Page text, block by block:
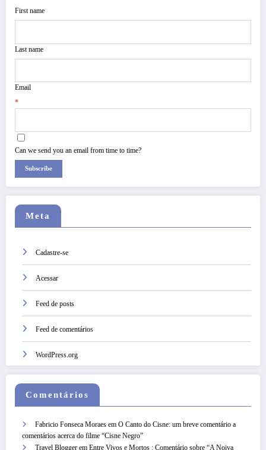
First name
Last name
Email
*
Can we send you an email from time to time?
Subscribe
Meta
Cadastre-se
Acessar
Feed de posts
Feed de comentários
WordPress.org
Comentários
Fabricio Fonseca Moraes em O Canto do Cisne: um breve comentário a
comentários acerca do filme “Cisne Negro”
Travel Blogger em Entre Vivos e Mortos : Comentário sobre “A Noiva